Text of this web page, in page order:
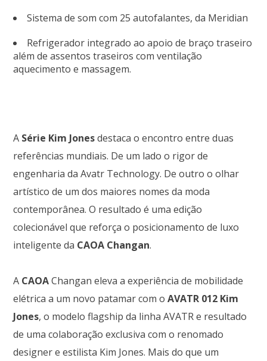
Sistema de som com 25 autofalantes, da Meridian
Refrigerador integrado ao apoio de braço traseiro
além de assentos traseiros com ventilação
aquecimento e massagem.
A Série Kim Jonesdestaca o encontro entre duas
referências mundiais. De um lado o rigor de
engenharia da Avatr Technology. De outro o olhar
artístico de um dos maiores nomes da moda
contemporânea. O resultado é uma edição
colecionável que reforça o posicionamento de luxo
inteligente da CAOA Changan.
A CAOAChangan eleva a experiência de mobilidade
elétrica a um novo patamar com oAVATR 012 Kim
Jones, o modelo flagship da linha AVATR e resultado
de uma colaboração exclusiva com o renomado
designer e estilista Kim Jones. Mais do que um